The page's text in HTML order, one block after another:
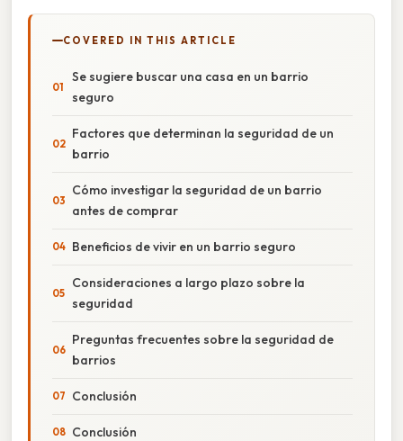
COVERED IN THIS ARTICLE
Se sugiere buscar una casa en un barrio
seguro
Factores que determinan la seguridad de un
barrio
Cómo investigar la seguridad de un barrio
antes de comprar
Beneficios de vivir en un barrio seguro
Consideraciones a largo plazo sobre la
seguridad
Preguntas frecuentes sobre la seguridad de
barrios
Conclusión
Conclusión